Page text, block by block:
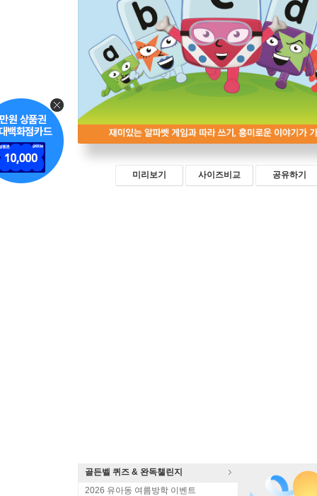
미리보기 사이즈비교 공유하기
골든벨 퀴즈 & 완독챌린지
2026 유아동 여름방학 이벤트